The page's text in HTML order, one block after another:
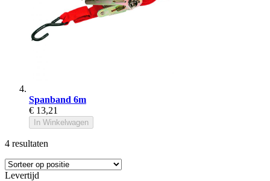
Spanband 6m
€ 13,21
In Winkelwagen
4 resultaten
Levertijd